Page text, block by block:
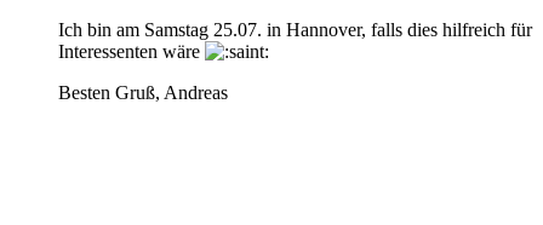
Ich bin am Samstag 25.07. in Hannover, falls dies hilfreich für
Interessenten wäre
Besten Gruß, Andreas